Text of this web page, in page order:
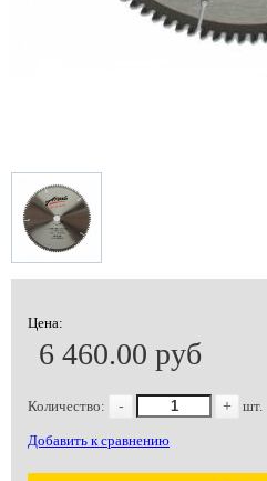
Цена:
6 460.00 руб
Количество: - + шт.
Добавить к сравнению